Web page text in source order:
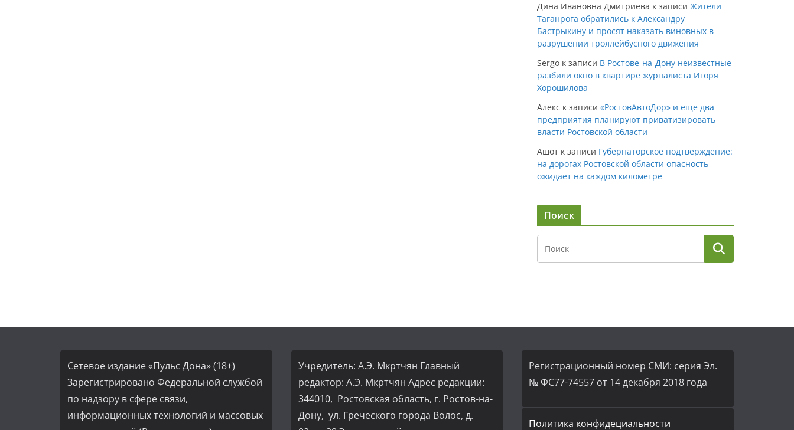
Дина Ивановна Дмитриева к записи Жители
Таганрога обратились к Александру
Бастрыкину и просят наказать виновных в
разрушении троллейбусного движения
Sergo к записи В Ростове-на-Дону неизвестные
разбили окно в квартире журналиста Игоря
Хорошилова
Алекс к записи «РостовАвтоДор» и еще два
предприятия планируют приватизировать
власти Ростовской области
Ашот к записи Губернаторское подтверждение:
на дорогах Ростовской области опасность
ожидает на каждом километре
Поиск
Сетевое издание «Пульс Дона» (18+)
Зарегистрировано Федеральной службой
по надзору в сфере связи,
информационных технологий и массовых
Учредитель: А.Э. Мкртчян Главный
редактор: А.Э. Мкртчян Адрес редакции:
344010, Ростовская область, г. Ростов-на-
Дону, ул. Греческого города Волос, д.
Регистрационный номер СМИ: серия Эл.
№ ФС77-74557 от 14 декабря 2018 года
Политика конфидециальности